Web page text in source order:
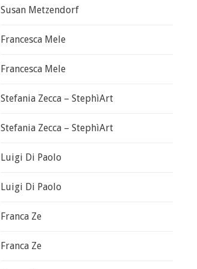
Susan Metzendorf
Francesca Mele
Francesca Mele
Stefania Zecca – StephìArt
Stefania Zecca – StephìArt
Luigi Di Paolo
Luigi Di Paolo
Franca Ze
Franca Ze